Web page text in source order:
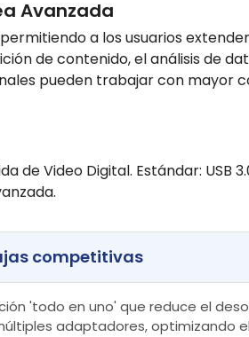
Avanzada
a los usuarios
de contenido, el análisis de
pueden trabajar con mayor
de Video Digital. Estándar: USB
competitivas
'todo en uno' que reduce el
adaptadores, optimizando